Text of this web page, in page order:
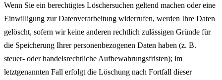
Wenn Sie ein berechtigtes Löschersuchen geltend machen oder eine
Einwilligung zur Datenverarbeitung widerrufen, werden Ihre Daten
gelöscht, sofern wir keine anderen rechtlich zulässigen Gründe für
die Speicherung Ihrer personenbezogenen Daten haben (z. B.
steuer- oder handelsrechtliche Aufbewahrungsfristen); im
letztgenannten Fall erfolgt die Löschung nach Fortfall dieser